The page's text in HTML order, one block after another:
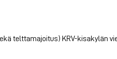
telttamajoitus) KRV-kisakylän